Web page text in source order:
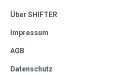
Über SHIFTER
Impressum
AGB
Datenschutz